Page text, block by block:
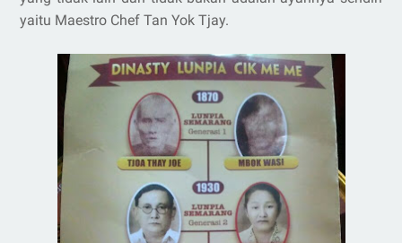
yaitu Maestro Chef Tan Yok Tjay.